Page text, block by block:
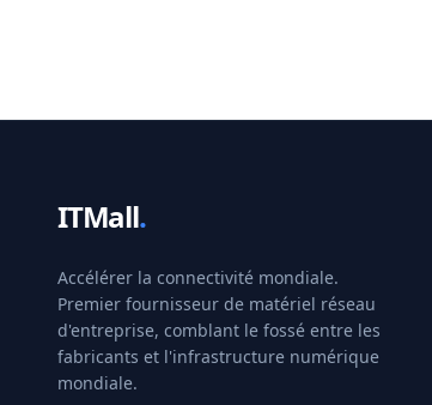
ITMall.
Accélérer la connectivité mondiale.
Premier fournisseur de matériel réseau
d'entreprise, comblant le fossé entre les
fabricants et l'infrastructure numérique
mondiale.